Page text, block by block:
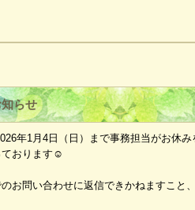
らせ
年1月4日（日）まで事務担当がお休み
ております☺️
お問い合わせに返信できかねますこと